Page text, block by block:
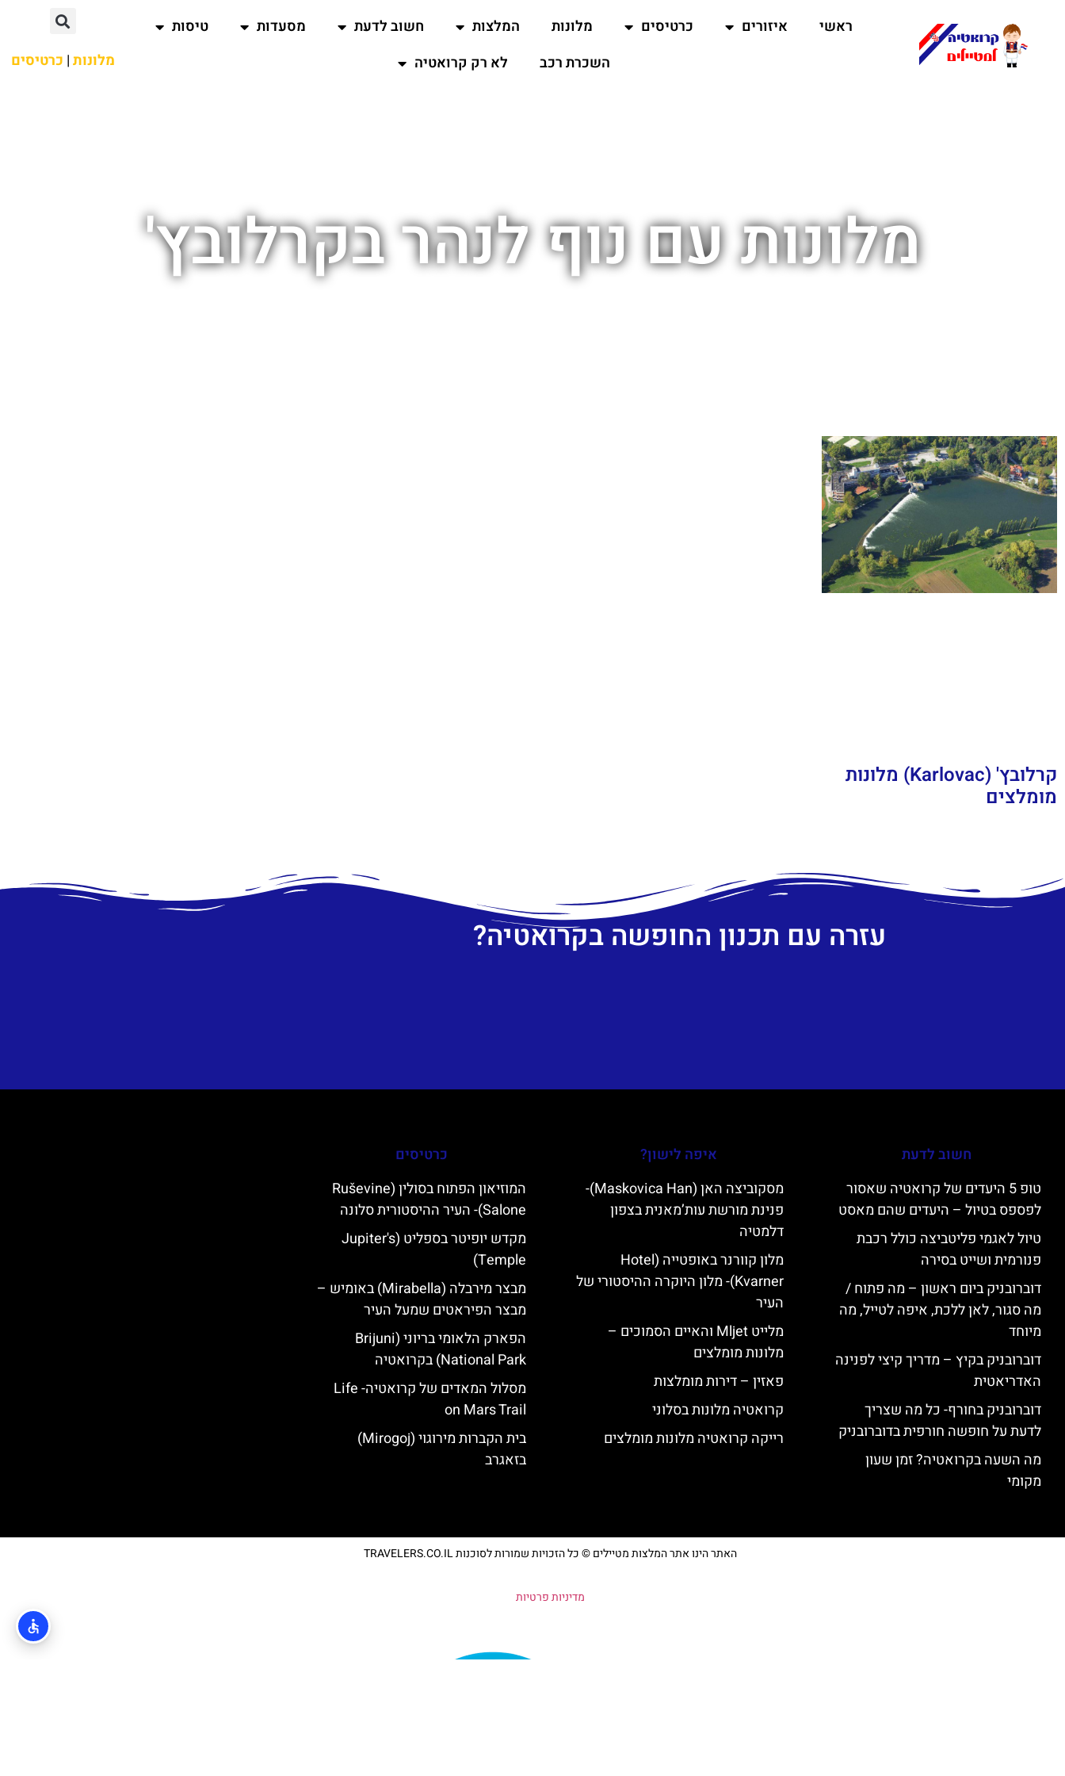
ראשי איזורים כרטיסים מלונות המלצות חשוב לדעת מסעדות
טיסות
השכרת רכב
לא רק קרואטיה מלונות| כרטיסים
מלונות עם נוף לנהר בקרלובץ'
קרלובץ' (Karlovac) מלונות
מומלצים
עזרה עם תכנון החופשה בקרואטיה?
חשוב לדעת
טופ 5 היעדים של קרואטיה שאסור
לפספס בטיול – היעדים שהם מאסט
טיול לאגמי פליטביצה כולל רכבת
פנורמית ושייט בסירה
דוברובניק ביום ראשון – מה פתוח /
מה סגור, לאן ללכת, איפה לטייל, מה
מיוחד
דוברובניק בקיץ – מדריך קיצי לפנינה
האדריאטית
דוברובניק בחורף- כל מה שצריך
לדעת על חופשה חורפית בדוברובניק
מה השעה בקרואטיה? זמן שעון
מקומי
איפה לישון?
מסקוביצה האן (Maskovica Han)-
פנינת מורשת עות’מאנית בצפון
דלמטיה
מלון קוורנר באופטייה (Hotel
Kvarner)- מלון היוקרה ההיסטורי של
העיר
מלייט Mljet והאיים הסמוכים –
מלונות מומלצים
פאזין – דירות מומלצות
קרואטיה מלונות בסלוני
רייקה קרואטיה מלונות מומלצים
כרטיסים
המוזיאון הפתוח בסולין (Ruševine
Salone)- העיר ההיסטורית סלונה
מקדש יופיטר בספליט (Jupiter's
Temple)
מבצר מירבלה (Mirabella) באומיש –
מבצר הפיראטים שמעל העיר
הפארק הלאומי בריוני (Brijuni
National Park) בקרואטיה
מסלול המאדים של קרואטיה- Life
on Mars Trail
בית הקברות מירוגוי (Mirogoj)
בזאגרב
האתר הינו אתר המלצות מטיילים © כל הזכויות שמורות לסוכנות TRAVELERS.CO.IL
מדיניות פרטיות